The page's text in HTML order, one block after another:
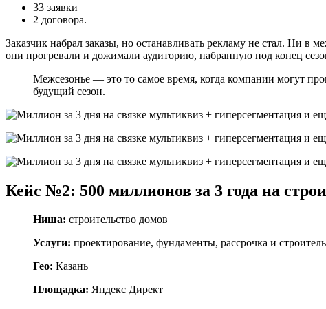
33 заявки
2 договора.
Заказчик набрал заказы, но останавливать рекламу не стал. Ни в
они прогревали и дожимали аудиторию, набранную под конец
Межсезонье — это то самое время, когда компании могут
будущий сезон.
Кейс №2: 500 миллионов за 3 года на
Ниша: строительство домов
Услуги: проектирование, фундаменты, рассрочка и
Гео: Казань
Площадка: Яндекс Директ